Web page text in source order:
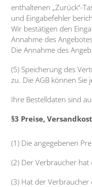
enthaltenen „Zurück“-
und Eingabefehler
Wir bestätigen den
Annahme des
Die Annahme des
(5) Speicherung des
zu. Die AGB können
Ihre Bestelldaten sind
§3 Preise,
(1) Die angegebenen
(2) Der Verbraucher hat
(3) Hat der Verbraucher